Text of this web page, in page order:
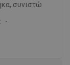
συνιστώ
-